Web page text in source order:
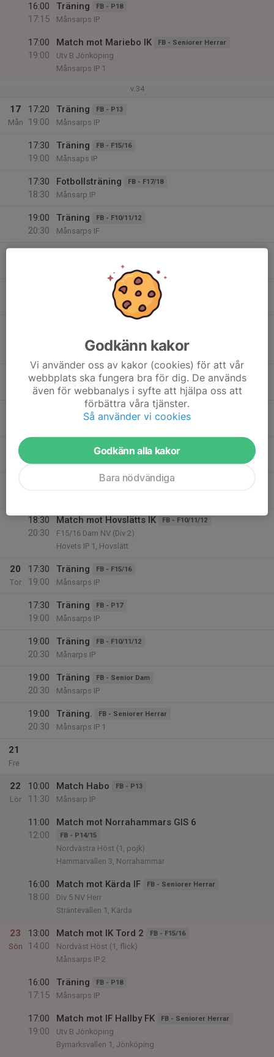
16:00
17:15
Träning FB - P18
Månsarps IP
17:00
19:00
Match mot Mariebo IK FB - Seniorer Herrar
Utv B Jönköping
Månsarps IP 1
v.34
17
Mån
17:20
19:00
Träning FB - P13
Månsarps IP
17:30
19:00
Träning FB - F15/16
Månsaps IP
17:30
18:30
Fotbollsträning FB - F17/18
Månsarp IP
19:00
20:30
Träning FB - F10/11/12
Månsarps IF
FB - P17
Div 5 JKPG Dam
Vistavallen 1, Kaxholmen
19:00
20:30
Träning FB - Seniorer Herrar
Månsarps IP 2
Fotbollsträning FB - F17/18
FB - P13
FB - P18
18:30
20:30
Match mot Hovslätts IK FB - F10/11/12
F15/16 Dam NV (Div 2)
Hovets IP 1, Hovslätt
20
Tor
17:30
19:00
Träning FB - F15/16
Månsarps IP
17:30
19:00
Träning FB - P17
Månsarps IP
19:00
20:30
Träning FB - F10/11/12
Månarps IP
19:00
20:30
Träning FB - Senior Dam
Månsarps IP
19:00
20:30
Träning. FB - Seniorer Herrar
Månsarps IP 1
21
Fre
22
Lör
10:00
11:30
Match Habo FB - P13
Månsarp IP
11:00
12:00
Match mot Norrahammars GIS 6
FB - P14/15
Nordvästra Höst (1, pojk)
Hammarvallen 3, Norrahammar
16:00
18:00
Match mot Kärda IF FB - Seniorer Herrar
Div 5 NV Herr
Sträntevallen 1, Kärda
23
Sön
13:00
14:00
Match mot IK Tord 2 FB - F15/16
Nordväst Höst (1, flick)
Månsarps IP 2
16:00
17:15
Träning FB - P18
Månsarps IP
17:00
19:00
Match mot IF Hallby FK FB - Seniorer Herrar
Utv B Jönköping
Bymarksvallen 1, Jönköping
Godkänn kakor
Vi använder oss av kakor (cookies) för att vår
webbplats ska fungera bra för dig. De används
även för webbanalys i syfte att hjälpa oss att
förbättra våra tjänster.
Så använder vi cookies
Godkänn alla kakor
Bara nödvändiga